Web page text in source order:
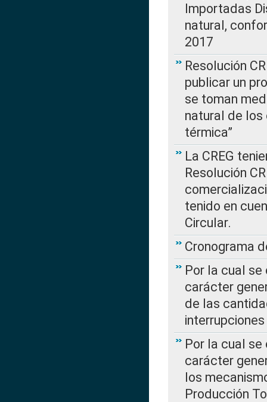
Importadas
natural,
2017
Resolución
publicar un
se toman
natural de los
térmica”
La CREG
Resolución
tenido en
Circular.
Cronograma
Por la cual
carácter
de las
Por la cual
carácter
los
Producción